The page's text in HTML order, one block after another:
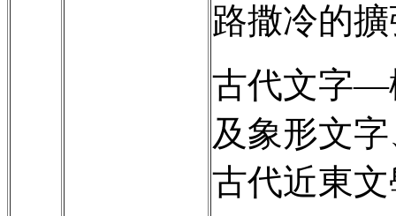
路撒冷的
古代文字—
及象形文
古代近東